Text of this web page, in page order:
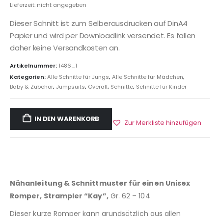
Lieferzeit: nicht angegeben
Dieser Schnitt ist zum Selberausdrucken auf DinA4
Papier und wird per Downloadlink versendet. Es fallen
daher keine Versandkosten an.
Artikelnummer: 1486_1
Kategorien:Alle Schnitte für Jungs,Alle Schnitte für Mädchen,
Baby & Zubehör,Jumpsuits, Overall, Schnitte, Schnitte für Kinder
IN DEN WARENKORB Zur Merkliste hinzufügen
Nähanleitung & Schnittmuster für einen Unisex
Romper, Strampler “Kay”,Gr. 62 – 104
Dieser kurze Romper kann grundsätzlich aus allen